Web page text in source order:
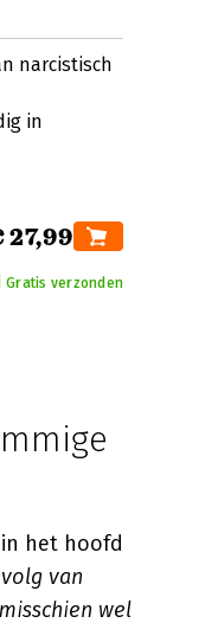
narcistisch
in
27,99
Gratis verzonden
het hoofd
van
wel